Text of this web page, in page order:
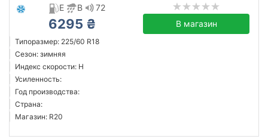
E
B 72
6295 ₴ В магазин
Типоразмер: 225/60 R18
Сезон: зимняя
Индекс скорости: H
Усиленность:
Год производства:
Страна:
Магазин: R20